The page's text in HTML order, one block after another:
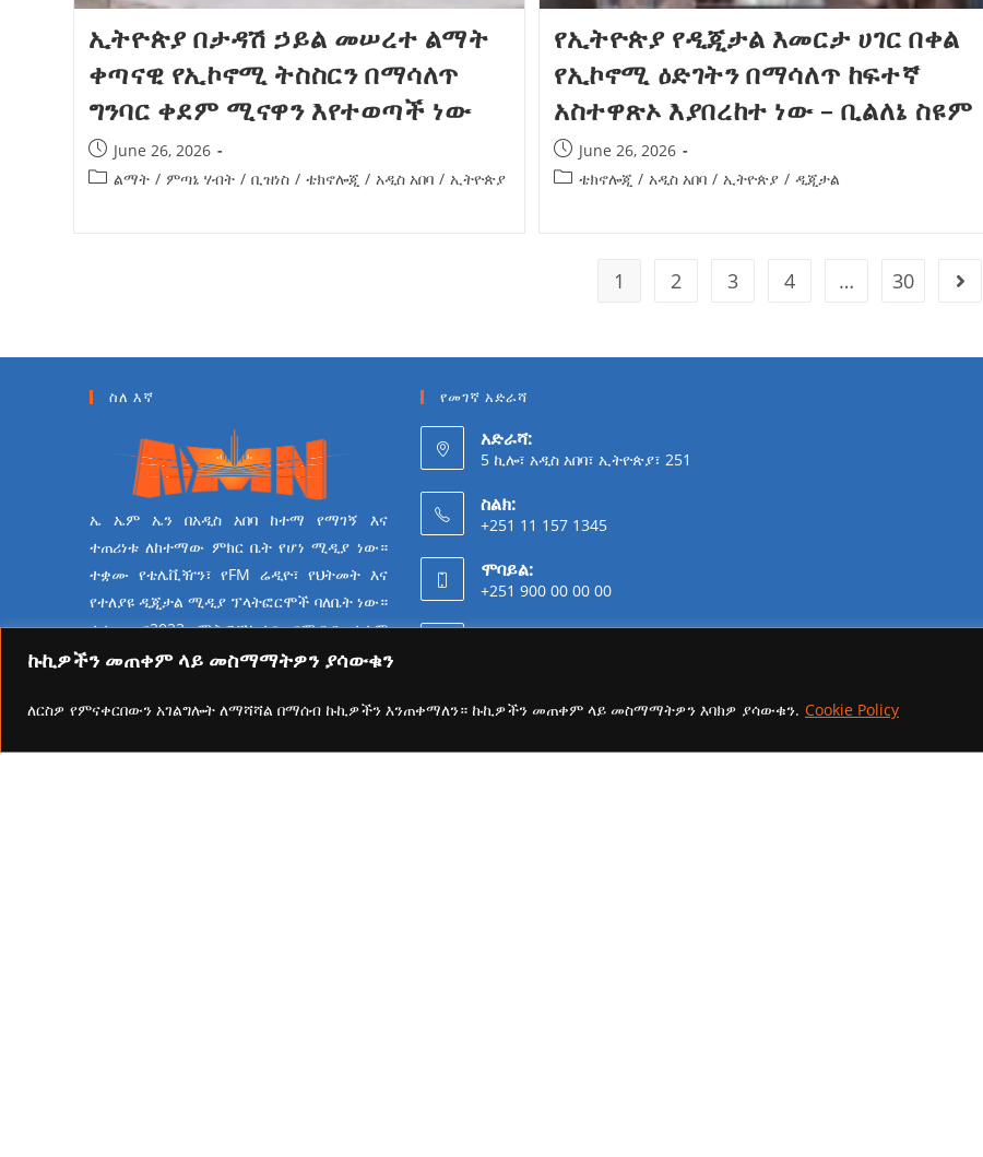
ኩኪዎችን መጠቀም ላይ መስማማትዎን ያሳውቁን
ለርስዎ የምናቀርበውን አገልግሎት ለማሻሻል በማሰብ ኩኪዎችን እንጠቀማለን። ኩኪዎችን መጠቀም ላይ መስማማትዎን እባክዎ ያሳውቁን. Cookie Policy
ኢትዮጵያ በታዳሽ ኃይል መሠረተ ልማት
ቀጣናዊ የኢኮኖሚ ትስስርን በማሳለጥ
ግንባር ቀደም ሚናዋን እየተወጣች ነው
June 26, 2026
ልማት / ምጣኔ ሃብት / ቢዝነስ / ቴክኖሎጂ / አዲስ አበባ / ኢትዮጵያ
የኢትዮጵያ የዲጂታል እመርታ ሀገር በቀል
የኢኮኖሚ ዕድገትን በማሳለጥ ከፍተኛ
አስተዋጽኦ እያበረከተ ነው – ቢልለኔ ስዩም
June 26, 2026
ቴክኖሎጂ / አዲስ አበባ / ኢትዮጵያ / ዲጂታል
1 2 3 4 … 30
ስለ እኛ
ኤ ኤም ኤን በአዲስ አበባ ከተማ የማገኝ እና
ተጠሪነቱ ለከተማው ምክር ቤት የሆነ ሚዲያ ነው።
ተቋሙ የቴሌቪዥን፣ የFM ሬዲዮ፣ የህትመት እና
የተለያዩ ዲጂታል ሚዲያ ፕላትፎርሞች ባለቤት ነው።
ተቋሙ በ2023 ሜትሮፖሊታን የሚዲያ ተቋም
የመሆን ራዕይ ሰንቆ የይዘት
የመገኛ አድራሻ
አድራሻ:
5 ኪሎ፣ አዲስ አበባ፣ ኢትዮጵያ፣ 251
ስልክ:
+251 11 157 1345
ሞባይል:
+251 900 00 00 00
ፋክስ:
ኢሜይል:
addisaammaa@gmail.com